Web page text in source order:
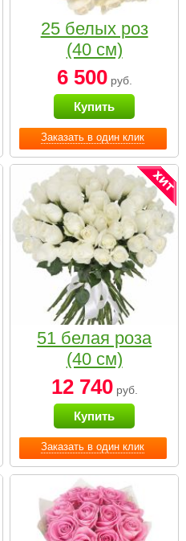
Заказать в один клик
25 белых роз
(40 см)
6 500руб.
Купить
Заказать в один клик
51 белая роза
(40 см)
12 740руб.
Купить